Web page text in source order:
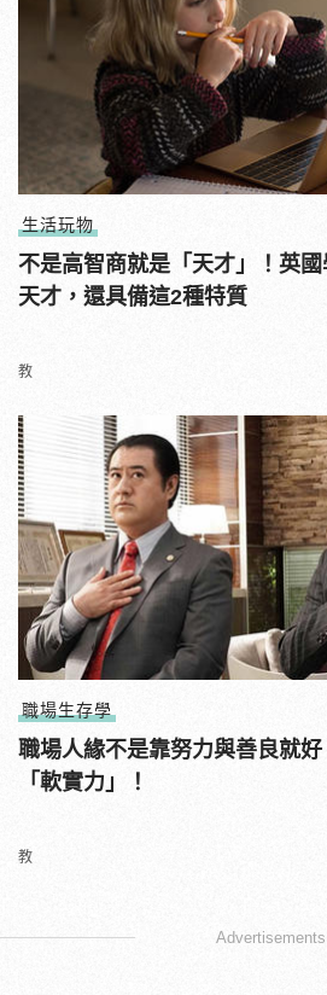
生活玩物
不是高智商就是「天才」！英
天才，還具備這2種特質
教
職場生存學
職場人緣不是靠努力與善良就
「軟實力」！
教
Advertisements